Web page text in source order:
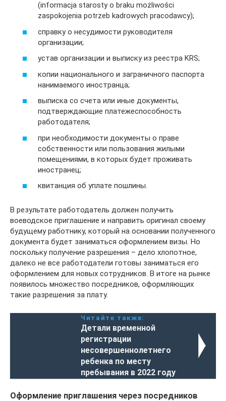
(informacja starosty o braku możliwości
zaspokojenia potrzeb kadrowych pracodawcy);
справку о несудимости руководителя
организации;
устав организации и выписку из реестра KRS;
копии национального и заграничного паспорта
нанимаемого иностранца;
выписка со счета или иные документы,
подтверждающие платежеспособность
работодателя;
при необходимости документы о праве
собственности или пользования жилыми
помещениями, в которых будет проживать
иностранец;
квитанция об уплате пошлины.
В результате работодатель должен получить
воеводское приглашение и направить оригинал своему
будущему работнику, который на основании полученного
документа будет заниматься оформлением визы. Но
поскольку получение разрешения – дело хлопотное,
далеко не все работодатели готовы заниматься его
оформлением для новых сотрудников. В итоге на рынке
появилось множество посредников, оформляющих
такие разрешения за плату.
Читайте также:
Детали временной
регистрации
несовершеннолетнего
ребенка по месту
пребывания в 2022 году
Оформление приглашения через посредников